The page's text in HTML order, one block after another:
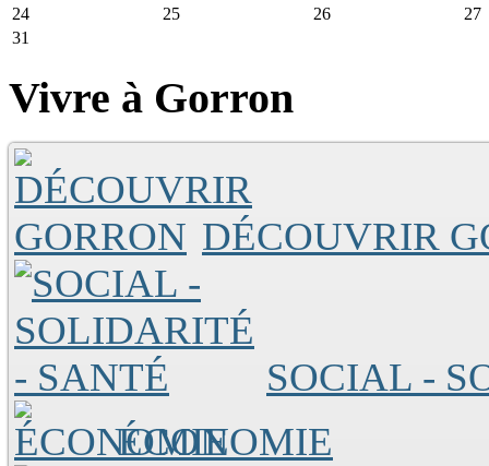
24
25 26
27
31
Vivre à Gorron
DÉCOUVRIR
SOCIAL -
ÉCONOMIE